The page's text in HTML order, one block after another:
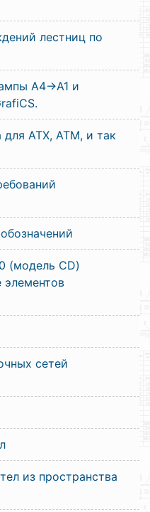
лестниц по
А4->А1 и
для АТХ, АТМ, и так
(модель CD)
элементов
сетей
из пространства